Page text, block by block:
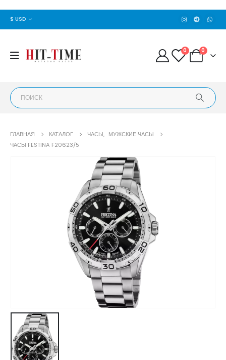
$ USD
0 0
ГЛАВНАЯ КАТАЛОГ ЧАСЫ, МУЖСКИЕ ЧАСЫ
ЧАСЫ FESTINA F20623/5